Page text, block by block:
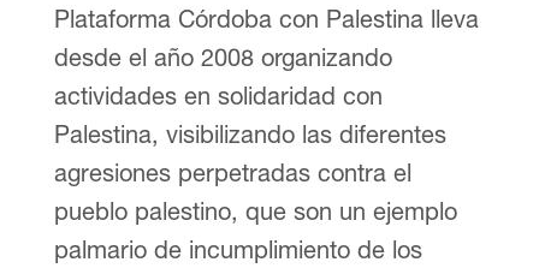
Plataforma Córdoba con Palestina lleva
desde el año 2008 organizando
actividades en solidaridad con
Palestina, visibilizando las diferentes
agresiones perpetradas contra el
pueblo palestino, que son un ejemplo
palmario de incumplimiento de los